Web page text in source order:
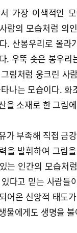
가장 이색적인
람의 모습처럼 의
. 산봉우리로 올라
. 우뚝 솟은 봉우
림처럼 웅크린 사
나는 모습이다.
을 소재로 한 그림
가 부족해 직접 금
을 발휘하여 그림
는 인간의 모습처
다고 믿는 사람들
어온 신앙적 태도
물에게도 생명을